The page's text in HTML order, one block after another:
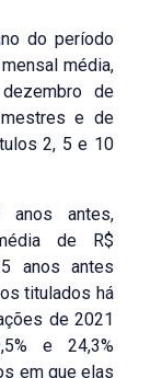
do período
média,
de
e de
2, 5 e 10
anos antes,
de R$
anos antes
titulados há
de 2021
e 24,3%
em que elas